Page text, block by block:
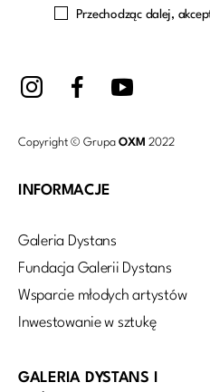
Przechodząc dalej,
Copyright © Grupa OXM 2022
INFORMACJE
Galeria Dystans
Fundacja Galerii Dystans
Wsparcie młodych artystów
Inwestowanie w sztukę
GALERIA DYSTANS I